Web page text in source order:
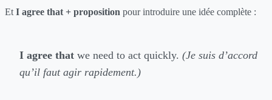
Et I agree that + proposition pour introduire une idée complète :
I agree that we need to act quickly. (Je suis d’accord
qu’il faut agir rapidement.)